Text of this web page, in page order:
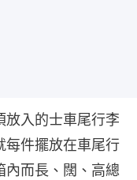
放入的士車尾行李
每件擺放在車尾行
內而長、闊、高總